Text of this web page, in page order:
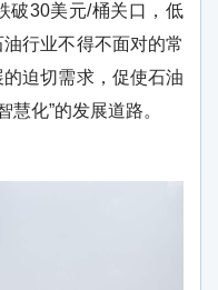
破30美元/桶关口，低
行业不得不面对的常
迫切需求，促使石油
慧化”的发展道路。